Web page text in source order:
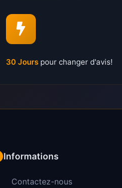
30 Jours pour changer d'avis!
Informations
Contactez-nous